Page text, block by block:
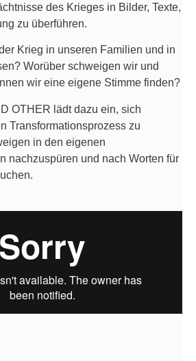
des Krieges in Bilder, Texte,
zu überführen.
Krieg in unseren Familien und in
Worüber schweigen wir und
wir eine eigene Stimme finden?
OTHER lädt dazu ein, sich
Transformationsprozess zu
in den eigenen
nachzuspüren und nach Worten für